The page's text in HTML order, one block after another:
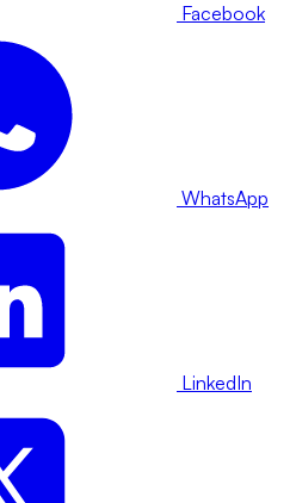
Facebook
WhatsApp
LinkedIn